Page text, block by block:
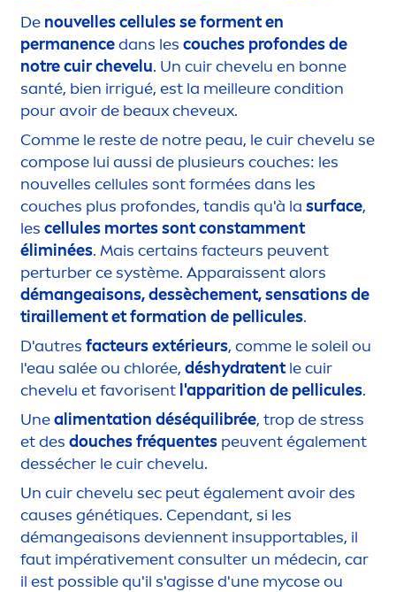
De nouvelles cellules se forment en
permanencedans les couches profondes de
notre cuir chevelu. Un cuir chevelu en bonne
santé, bien irrigué, est la meilleure condition
pour avoir de beaux cheveux.
Comme le reste de notre peau, le cuir chevelu se
compose lui aussi de plusieurs couches: les
nouvelles cellules sont formées dans les
couches plus profondes, tandis qu'à la surface,
les cellules mortes sont constamment
éliminées. Mais certains facteurs peuvent
perturber ce système. Apparaissent alors
démangeaisons, dessèchement,sensations de
tiraillement et formation de pellicules.
D'autres facteurs extérieurs, comme le soleil ou
l'eau salée ou chlorée, déshydratentle cuir
chevelu et favorisent l'apparition de pellicules.
Unealimentation déséquilibrée, trop destress
et des douches fréquentes peuvent également
dessécher le cuir chevelu.
Un cuir chevelu sec peut également avoir des
causes génétiques. Cependant, si les
démangeaisons deviennent insupportables, il
faut impérativement consulter un médecin, car
il est possible qu'il s'agisse d'une mycose ou